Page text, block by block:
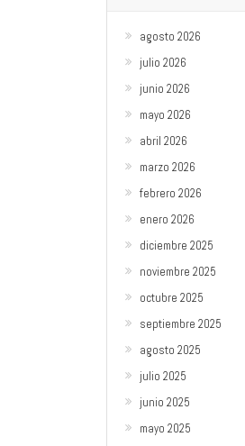
agosto 2026
julio 2026
junio 2026
mayo 2026
abril 2026
marzo 2026
febrero 2026
enero 2026
diciembre 2025
noviembre 2025
octubre 2025
septiembre 2025
agosto 2025
julio 2025
junio 2025
mayo 2025